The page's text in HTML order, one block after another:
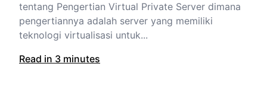
tentang Pengertian Virtual Private Server dimana
pengertiannya adalah server yang memiliki
teknologi virtualisasi untuk...
Read in 3 minutes